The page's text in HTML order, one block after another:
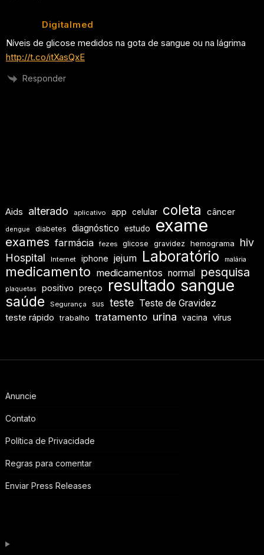
Digitalmed
Níveis de glicose medidos na gota de sangue ou na lágrima
http://t.co/itXasQxE
Responder
Aids alterado aplicativo app celular coleta câncer
dengue diabetes diagnóstico estudo exame
exames farmácia fezes glicose gravidez hemograma
hiv
Hospital
Internet iphone jejum Laboratório malária
medicamento medicamentos normal pesquisa
plaquetas positivo preço resultado sangue
saúde Segurança sus teste Teste de Gravidez
teste rápido trabalho tratamento urina vacina vírus
Anuncie
Contato
Política de Privacidade
Regras para comentar
Enviar Press Releases